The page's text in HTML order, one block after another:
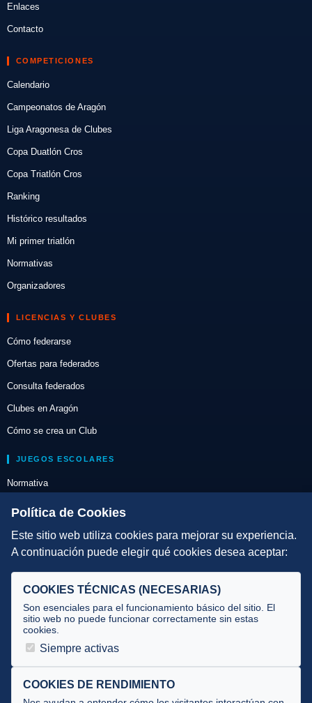
Enlaces
Contacto
COMPETICIONES
Calendario
Campeonatos de Aragón
Liga Aragonesa de Clubes
Copa Duatlón Cros
Copa Triatlón Cros
Ranking
Histórico resultados
Mi primer triatlón
Normativas
Organizadores
LICENCIAS Y CLUBES
Cómo federarse
Ofertas para federados
Consulta federados
Clubes en Aragón
Cómo se crea un Club
JUEGOS ESCOLARES
Normativa
Escuelas de Triatlón
DIRECCIÓN TÉCNICA
Selecciones
Tecnificación
JUECES Y OFICIALES
Documentos
Política de Cookies
Este sitio web utiliza cookies para mejorar su experiencia.
A continuación puede elegir qué cookies desea aceptar:
COOKIES TÉCNICAS (NECESARIAS)
Son esenciales para el funcionamiento básico del sitio. El
sitio web no puede funcionar correctamente sin estas
cookies.
Siempre activas
COOKIES DE RENDIMIENTO